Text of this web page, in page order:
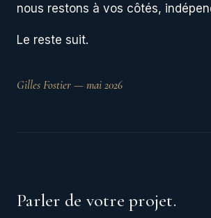
nous restons à vos côtés,
Le reste suit.
Gilles Fostier — mai 2026
Parler de votre projet.